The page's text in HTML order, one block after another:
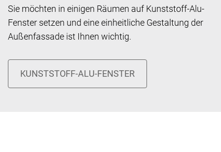
Sie möchten in einigen Räumen auf Kunststoff-Alu-
Fenster setzen und eine einheitliche Gestaltung der
Außenfassade ist Ihnen wichtig.